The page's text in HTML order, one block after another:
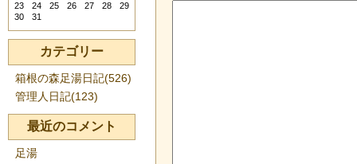
23
24 25 26 27 28
29
30
31
カテゴリー
箱根の森足湯日記(526)
管理人日記(123)
最近のコメント
足湯